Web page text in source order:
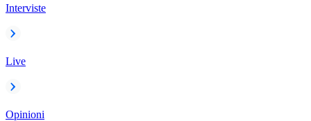
Interviste
Live
Opinioni